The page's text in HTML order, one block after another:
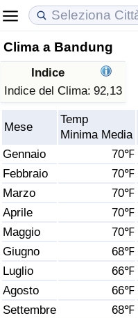
Clima a Bandung
Indice
Indice del Clima: 92,13
Mese
Temp
Minima Media
Gennaio
70℉
Febbraio
70℉
Marzo
70℉
Aprile
70℉
Maggio
70℉
Giugno
68℉
Luglio
66℉
Agosto
66℉
Settembre
68℉
Costo della vita
Indice Del Costo Della
Indice Del Costo Della
Indice del Costo della
ad Aqaba
Prezzi degli immobili
Indice del Prezzo delle
Indice del Prezzo delle
Indice del Prezzo delle
Qualità della Vita
Indice della Qualità della
Indice della Qualità
Indice della qualità
Criminalità
Indice del Tasso di
Indice della Criminalità
Indice di criminalità per